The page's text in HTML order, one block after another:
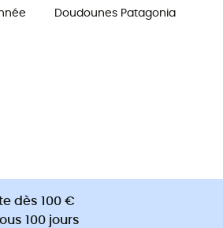
Doudounes Patagonia
dès 100 €
100 jours